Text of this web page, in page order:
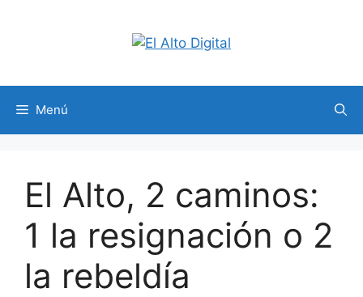
Menú
El Alto, 2 caminos:
1 la resignación o 2
la rebeldía